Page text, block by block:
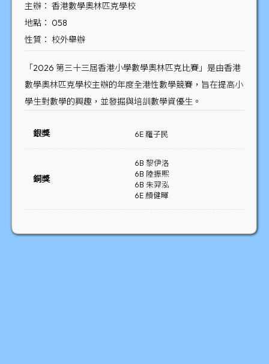
主辦： 香港數學奧林匹克學校
地點： 058
性質： 校外舉辦
「2026 第三十三屆香港小學數學奧林匹克比賽」是由香港
數學奧林匹克學校主辦的年度全港性數學競賽，旨在提高小
學生對數學的興趣，並發掘與培訓數學資優生。
銀獎 6E 羅子民
銅獎
6B 黎伊洛
6B 陸振熙
6B 朱羿泓
6E 顏健暉